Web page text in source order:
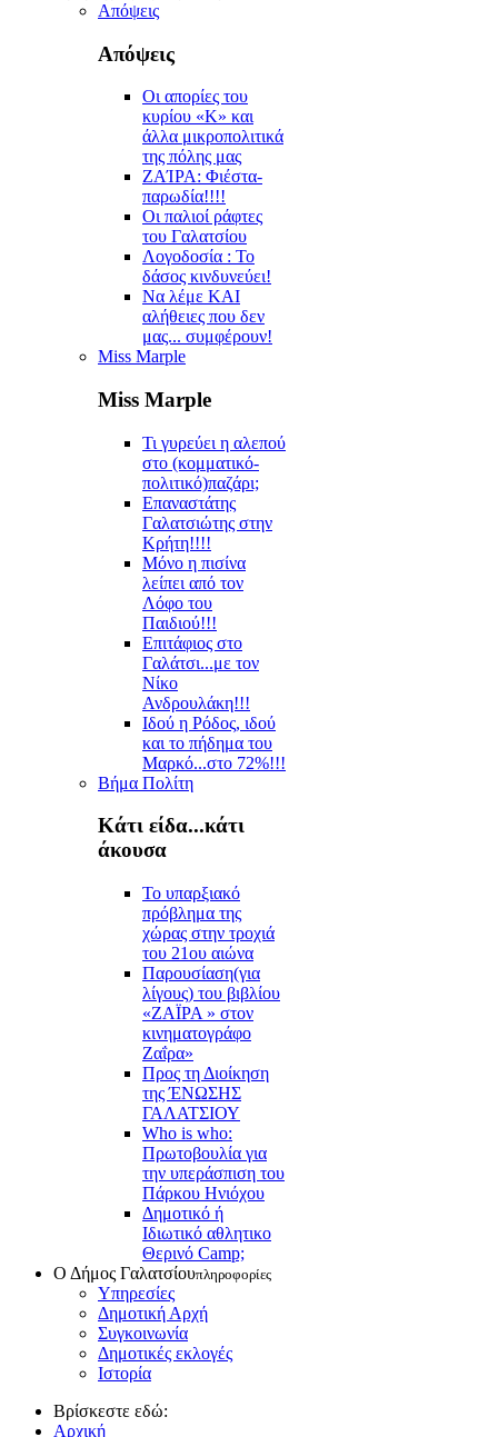
Απόψεις
Απόψεις
Οι απορίες του
κυρίου «Κ» και
άλλα μικροπολιτικά
της πόλης μας
ZAΊΡΑ: Φιέστα-
παρωδία!!!!
Οι παλιοί ράφτες
του Γαλατσίου
Λογοδοσία : Το
δάσος κινδυνεύει!
Να λέμε ΚΑΙ
αλήθειες που δεν
μας... συμφέρουν!
Miss Marple
Miss Marple
Τι γυρεύει η αλεπού
στο (κομματικό-
πολιτικό)παζάρι;
Επαναστάτης
Γαλατσιώτης στην
Κρήτη!!!!
Μόνο η πισίνα
λείπει από τον
Λόφο του
Παιδιού!!!
Επιτάφιος στο
Γαλάτσι...με τον
Νίκο
Ανδρουλάκη!!!
Ιδού η Ρόδος, ιδού
και το πήδημα του
Μαρκό...στο 72%!!!
Βήμα Πολίτη
Κάτι είδα...κάτι
άκουσα
Το υπαρξιακό
πρόβλημα της
χώρας στην τροχιά
του 21ου αιώνα
Παρουσίαση(για
λίγους) του βιβλίου
«ΖΑΪΡΑ » στον
κινηματογράφο
Ζαΐρα»
Προς τη Διοίκηση
της ΈΝΩΣΗΣ
ΓΑΛΑΤΣΙΟΥ
Who is who:
Πρωτοβουλία για
την υπεράσπιση του
Πάρκου Ηνιόχου
Δημοτικό ή
Ιδιωτικό αθλητικο
Θερινό Camp;
Ο Δήμος Γαλατσίουπληροφορίες
Υπηρεσίες
Δημοτική Αρχή
Συγκοινωνία
Δημοτικές εκλογές
Ιστορία
Βρίσκεστε εδώ:
Αρχική